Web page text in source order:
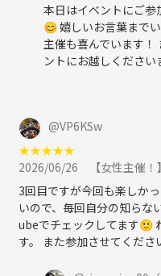
本日はイベントにご
😊 嬉しいお言葉まで
主催も喜んでいます！
ントにお越しください
@VP6KSw
★★★★★
2026/06/26
【女性主催！】🎤🌊第3回
3回目ですが今回も楽しか
いので、毎回自分の知らな
ubeでチェックしてます🙂
す。 また参加させてくださ